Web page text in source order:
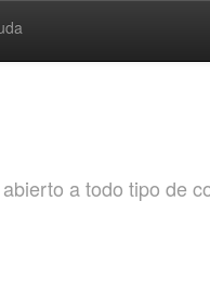
a todo tipo de